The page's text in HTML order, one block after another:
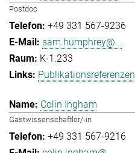
Postdoc
+49 331 567-9236
sam.humphrey@...
K-1.233
Publikationsreferenzen
Colin Ingham
Gastwissenschaftler/-in
+49 331 567-9216